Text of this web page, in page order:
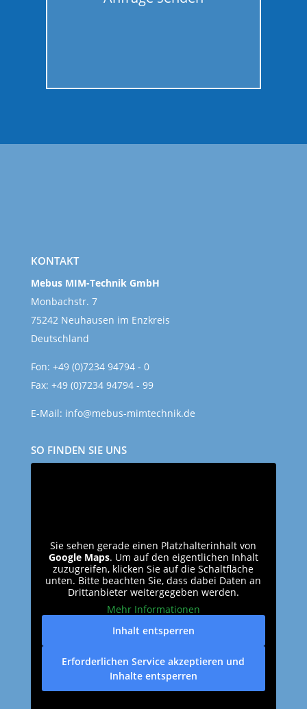
KONTAKT
Mebus MIM-Technik GmbH
Monbachstr. 7
75242 Neuhausen im Enzkreis
Deutschland
Fon: +49 (0)7234 94794 - 0
Fax: +49 (0)7234 94794 - 99
E-Mail: info@mebus-mimtechnik.de
SO FINDEN SIE UNS
Sie sehen gerade einen Platzhalterinhalt von
Google Maps. Um auf den eigentlichen Inhalt
zuzugreifen, klicken Sie auf die Schaltfläche
unten. Bitte beachten Sie, dass dabei Daten an
Drittanbieter weitergegeben werden.
Mehr Informationen
Inhalt entsperren
Erforderlichen Service akzeptieren und
Inhalte entsperren